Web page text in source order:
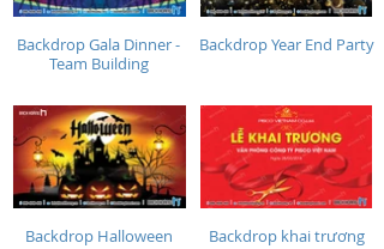
Backdrop Gala Dinner -
Team Building
Backdrop Year End Party
Backdrop Halloween Backdrop khai trương